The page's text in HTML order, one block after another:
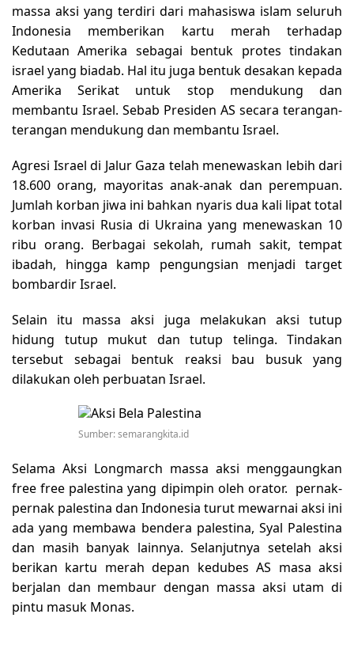
massa aksi yang terdiri dari mahasiswa islam seluruh
Indonesia memberikan kartu merah terhadap
Kedutaan Amerika sebagai bentuk protes tindakan
israel yang biadab. Hal itu juga bentuk desakan kepada
Amerika Serikat untuk stop mendukung dan
membantu Israel. Sebab Presiden AS secara terangan-
terangan mendukung dan membantu Israel.
Agresi Israel di Jalur Gaza telah menewaskan lebih dari
18.600 orang, mayoritas anak-anak dan perempuan.
Jumlah korban jiwa ini bahkan nyaris dua kali lipat total
korban invasi Rusia di Ukraina yang menewaskan 10
ribu orang. Berbagai sekolah, rumah sakit, tempat
ibadah, hingga kamp pengungsian menjadi target
bombardir Israel.
Selain itu massa aksi juga melakukan aksi tutup
hidung tutup mukut dan tutup telinga. Tindakan
tersebut sebagai bentuk reaksi bau busuk yang
dilakukan oleh perbuatan Israel.
Sumber: semarangkita.id
Selama Aksi Longmarch massa aksi menggaungkan
free free palestina yang dipimpin oleh orator. pernak-
pernak palestina dan Indonesia turut mewarnai aksi ini
ada yang membawa bendera palestina, Syal Palestina
dan masih banyak lainnya. Selanjutnya setelah aksi
berikan kartu merah depan kedubes AS masa aksi
berjalan dan membaur dengan massa aksi utam di
pintu masuk Monas.